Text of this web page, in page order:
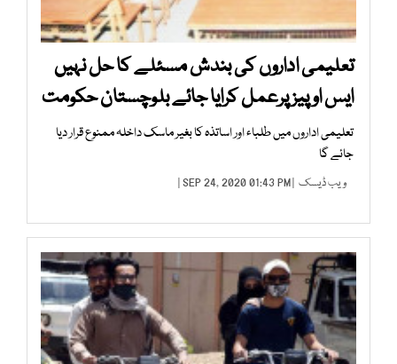
تعلیمی اداروں کی بندش مسئلے کا حل نہیں
ایس او پیز پرعمل کرایا جائے بلوچستان حکومت
تعلیمی اداروں میں طلباء اور اساتذہ کا بغیر ماسک داخلہ ممنوع قرار دیا
جائے گا
ویب ڈیسک | SEP 24, 2020 01:43 PM |